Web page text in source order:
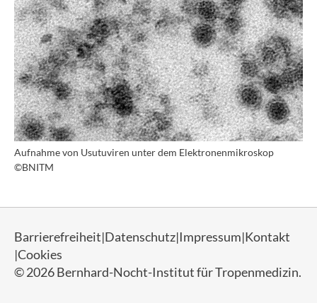
Aufnahme von Usutuviren unter dem Elektronenmikroskop
©BNITM
© 2026 Bernhard-Nocht-Institut für Tropenmedizin.
Barrierefreiheit Datenschutz Impressum Kontakt
Cookies